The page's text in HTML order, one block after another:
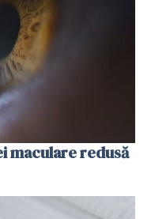
maculare redusă